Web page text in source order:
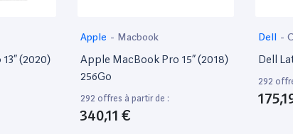
(2020)
Apple - Macbook
Apple MacBook Pro 15” (2018)
256Go
292 offres à partir de :
340,11 €
Dell -
Dell
292